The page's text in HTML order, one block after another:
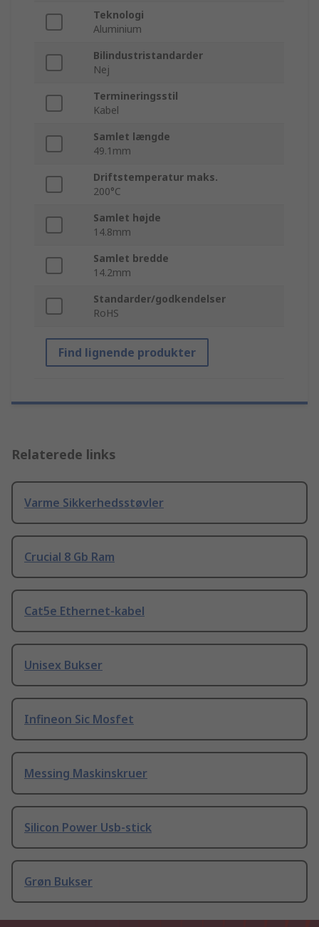
Teknologi
Aluminium
Bilindustristandarder
Nej
Termineringsstil
Kabel
Samlet længde
49.1mm
Driftstemperatur maks.
200°C
Samlet højde
14.8mm
Samlet bredde
14.2mm
Standarder/godkendelser
RoHS
Find lignende produkter
Relaterede links
Varme Sikkerhedsstøvler
Crucial 8 Gb Ram
Cat5e Ethernet-kabel
Unisex Bukser
Infineon Sic Mosfet
Messing Maskinskruer
Silicon Power Usb-stick
Grøn Bukser